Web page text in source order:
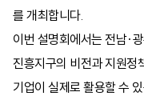
를 개최합니다.
이번 설명회에서는 전남·
진흥지구의 비전과 지원정
기업이 실제로 활용할 수